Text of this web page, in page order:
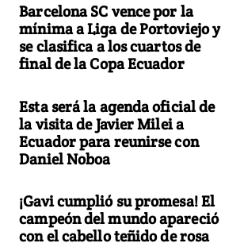
Barcelona SC vence por la
mínima a Liga de Portoviejo y
se clasifica a los cuartos de
final de la Copa Ecuador
Esta será la agenda oficial de
la visita de Javier Milei a
Ecuador para reunirse con
Daniel Noboa
¡Gavi cumplió su promesa! El
campeón del mundo apareció
con el cabello teñido de rosa